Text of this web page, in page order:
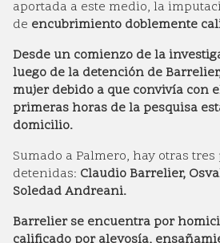
aportada a este medio, la
de encubrimiento doblemente
Desde un comienzo de la
luego de la detención de
mujer debido a que convivía con
primeras horas de la pesquisa
domicilio.
Sumado a Palmero, hay otras
detenidas: Claudio Barrelier,
Soledad Andreani.
Barrelier se encuentra por